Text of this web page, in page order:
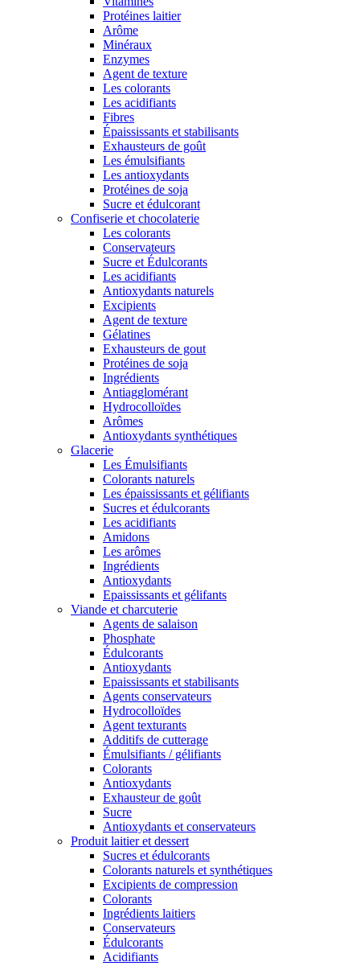
Protéines laitier
Arôme
Minéraux
Enzymes
Agent de texture
Les colorants
Les acidifiants
Fibres
Épaississants et stabilisants
Exhausteurs de goût
Les émulsifiants
Les antioxydants
Protéines de soja
Sucre et édulcorant
Confiserie et chocolaterie
Les colorants
Conservateurs
Sucre et Édulcorants
Les acidifiants
Antioxydants naturels
Excipients
Agent de texture
Gélatines
Exhausteurs de gout
Protéines de soja
Ingrédients
Antiagglomérant
Hydrocolloïdes
Arômes
Antioxydants synthétiques
Glacerie
Les Émulsifiants
Colorants naturels
Les épaississants et gélifiants
Sucres et édulcorants
Les acidifiants
Amidons
Les arômes
Ingrédients
Antioxydants
Epaississants et gélifants
Viande et charcuterie
Agents de salaison
Phosphate
Édulcorants
Antioxydants
Epaississants et stabilisants
Agents conservateurs
Hydrocolloïdes
Agent texturants
Additifs de cutterage
Émulsifiants / gélifiants
Colorants
Antioxydants
Exhausteur de goût
Sucre
Antioxydants et conservateurs
Produit laitier et dessert
Sucres et édulcorants
Colorants naturels et synthétiques
Excipients de compression
Colorants
Ingrédients laitiers
Conservateurs
Édulcorants
Acidifiants